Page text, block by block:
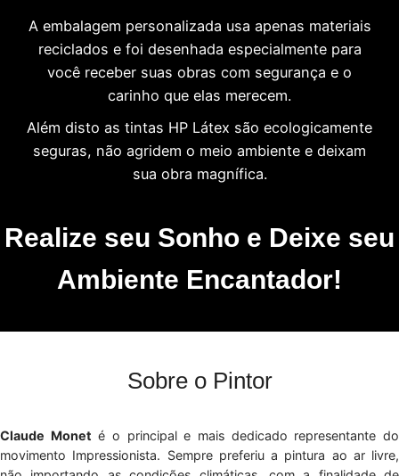
A embalagem personalizada usa apenas materiais
reciclados e foi desenhada especialmente para
você receber suas obras com segurança e o
carinho que elas merecem.
Além disto as tintas HP Látex são ecologicamente
seguras, não agridem o meio ambiente e deixam
sua obra magnífica.
Realize seu Sonho e Deixe seu
Ambiente Encantador!
Sobre o Pintor
Claude Monet é o principal e mais dedicado representante do
movimento Impressionista. Sempre preferiu a pintura ao ar livre,